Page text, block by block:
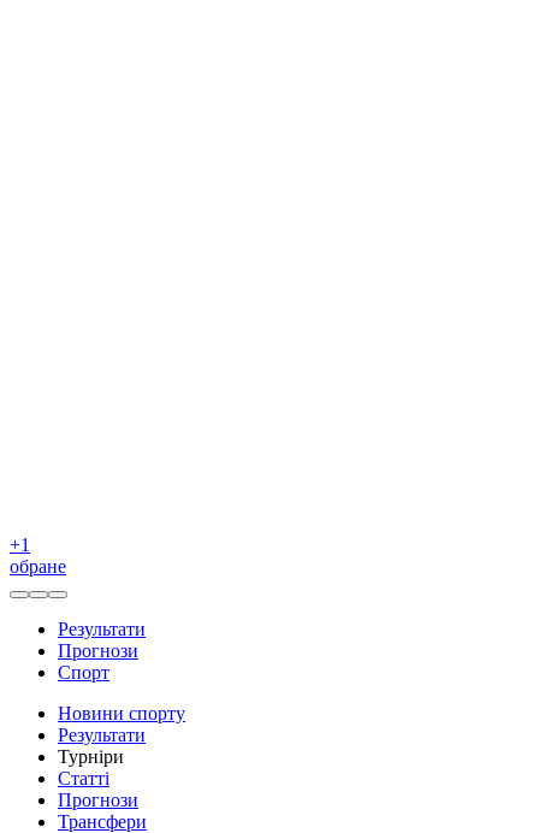
+1
обране
Результати
Прогнози
Спорт
Новини спорту
Результати
Турніри
Статті
Прогнози
Трансфери